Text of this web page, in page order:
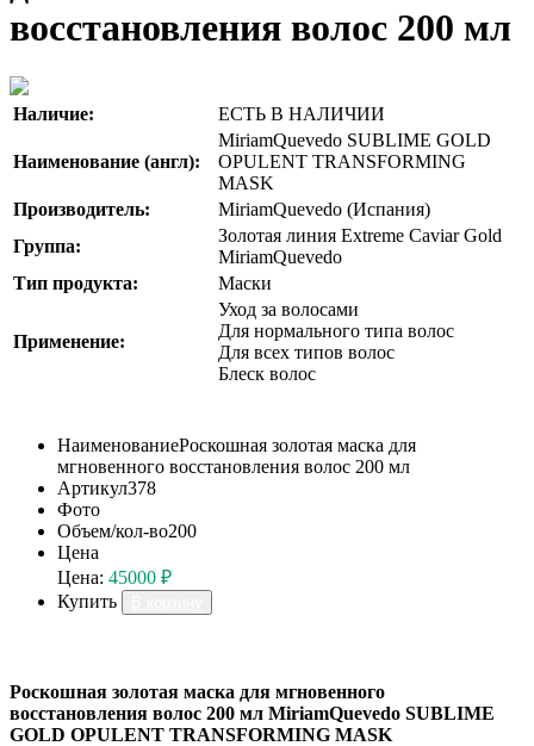
восстановления волос 200 мл
Наличие: ЕСТЬ В НАЛИЧИИ
Наименование (англ):
MiriamQuevedo SUBLIME GOLD
OPULENT TRANSFORMING
MASK
Производитель:
MiriamQuevedo (Испания)
Группа:
Золотая линия Extreme Caviar Gold
MiriamQuevedo
Тип продукта:
Маски
Применение:
Уход за волосами
Для нормального типа волос
Для всех типов волос
Блеск волос
НаименованиеРоскошная золотая маска для
мгновенного восстановления волос 200 мл
Артикул378
Фото
Объем/кол-во200
Цена
Цена: 45000 ₽
Купить
Роскошная золотая маска для мгновенного
восстановления волос 200 мл MiriamQuevedo SUBLIME
GOLD OPULENT TRANSFORMING MASK